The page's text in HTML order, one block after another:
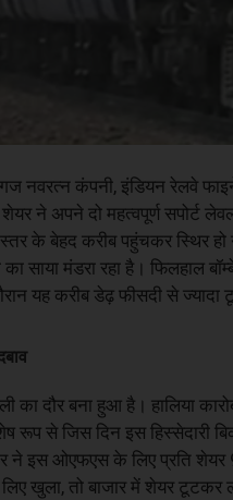
नवरत्न कंपनी, इंडियन
ने अपने दो महत्वपूर्ण सपोर्ट
के बेहद करीब पहुंचकर स्थिर
साया मंडरा रहा है। फिलहाल
यह करीब डेढ़ फीसदी से
दौर बना हुआ है। हालिया
से जिस दिन इस हिस्सेदारी
इस ओएफएस के लिए प्रति शेयर
खुला, तो बाजार में शेयर